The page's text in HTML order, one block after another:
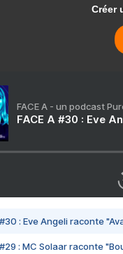
Créer
FACE A - un podcast
FACE A #30 : Eve
#30 : Eve Angeli raconte
#29 : MC Solaar raconte